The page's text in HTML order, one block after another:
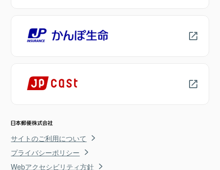
サイトのご利用について
プライバシーポリシー
Webアクセシビリティ方針